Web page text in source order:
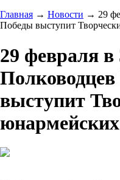
Главная → Новости → 29
Победы выступит
29 февраля в
выступит